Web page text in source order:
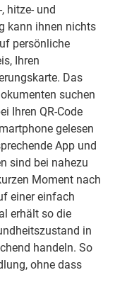
hitze- und
kann ihnen nichts
persönliche
Ihren
Das
suchen
Ihren QR-Code
gelesen
App und
sind bei nahezu
Moment nach
einer einfach
erhält so die
in
handeln. So
ohne dass